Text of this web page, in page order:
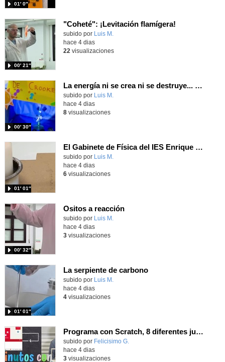
01′ 0″
"Coheté": ¡Levitación flamígera!
Contenido educativo.
subido por Luis M.
00′ 21″
hace 4 dias
22 visualizaciones
La energía ni se crea ni se destruye... ¡se experimenta! El Tierno en la Feria Madrid es Ciencia 2026
Contenido educativo.
subido por Luis M.
00′ 30″
hace 4 dias
8visualizaciones
El Gabinete de Física del IES Enrique Tierno Galván de Parla (Curso 25-26)
Contenido educativo.
subido por Luis M.
01′ 01″
hace 4 dias
6visualizaciones
Ositos a reacción
Contenido educativo.
subido por Luis M.
00′ 32″
hace 4 dias
3visualizaciones
La serpiente de carbono
Contenido educativo.
subido por Luis M.
01′ 01″
hace 4 dias
4visualizaciones
Programa con Scratch, 8 diferentes juegos para vivir la emoción de los partidos de España en el mundial 2026
Contenido educativo.
subido por Felicisimo G.
hace 4 dias
3visualizaciones